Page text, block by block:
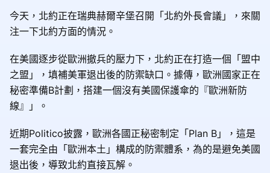
今天，北約正在瑞典赫爾辛堡召開「北約外長會議」，來關
注一下北約方面的情況。
在美國逐步從歐洲撤兵的壓力下，北約正在打造一個「盟中
之盟」，填補美軍退出後的防禦缺口。據傳，歐洲國家正在
秘密準備B計劃，搭建一個沒有美國保護傘的『歐洲新防
線』」。
近期Politico披露，歐洲各國正秘密制定「Plan B」，這是
一套完全由「歐洲本土」構成的防禦體系，為的是避免美國
退出後，導致北約直接瓦解。